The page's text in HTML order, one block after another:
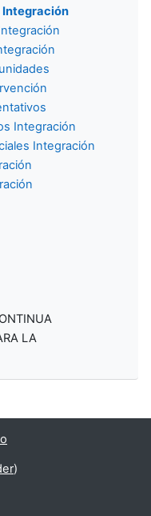
Integración
Integración
Integración
LA
)